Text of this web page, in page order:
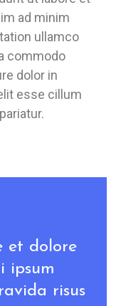
ad minim
ullamco
commodo
dolor in
esse cillum
et dolore
ipsum
risus